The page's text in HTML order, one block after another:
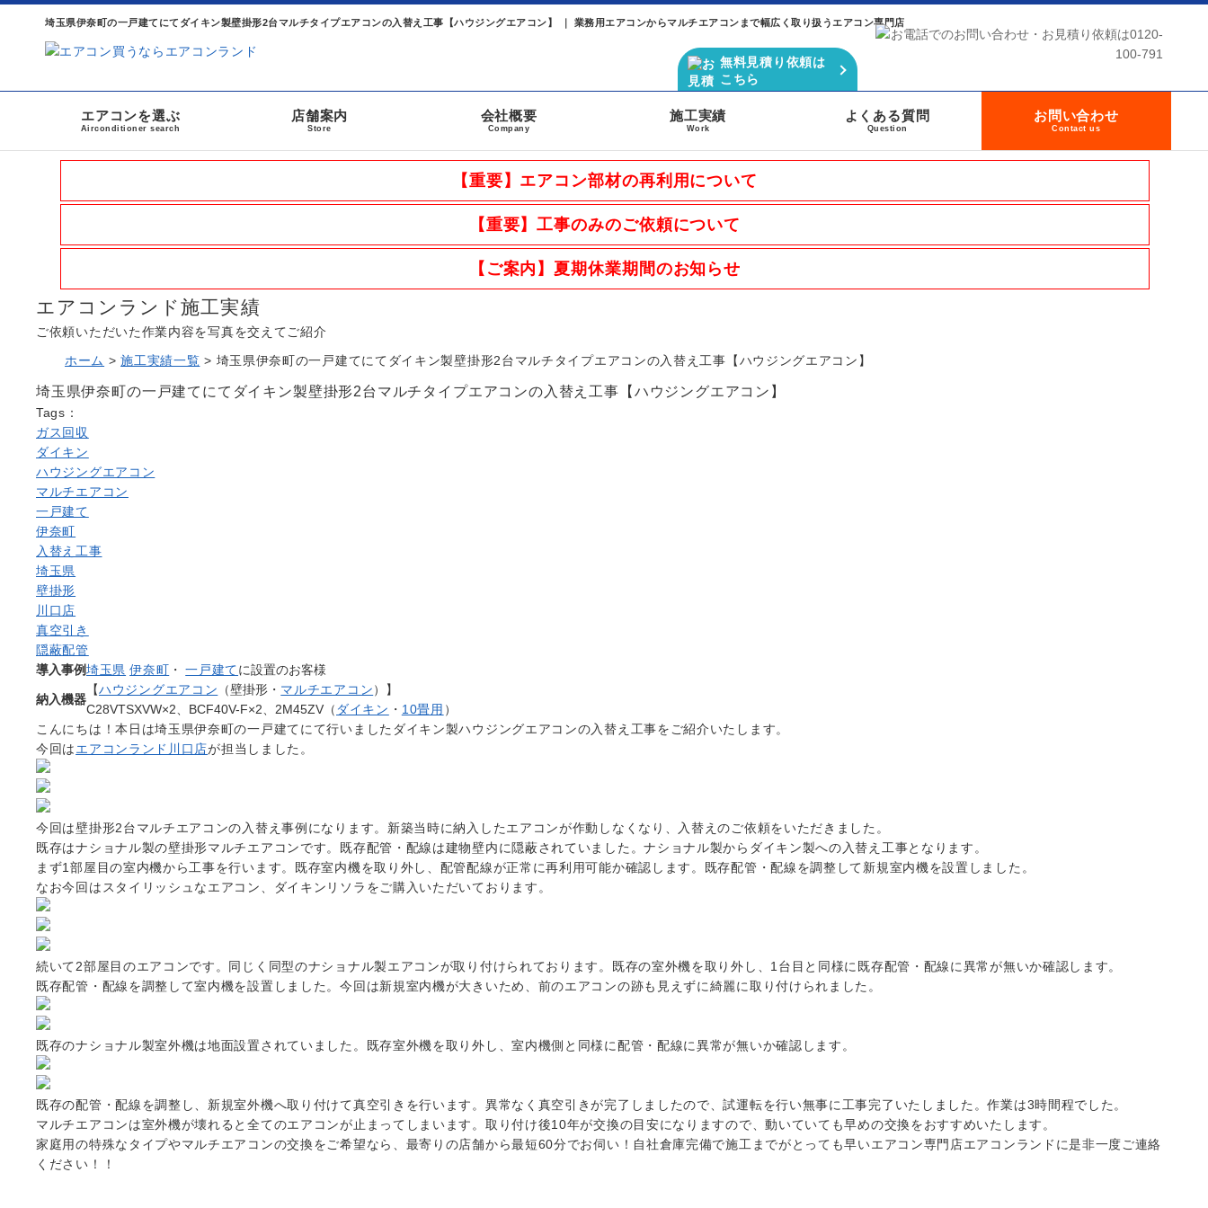
埼玉県伊奈町の一戸建てにてダイキン製壁掛形2台マルチタイプエアコンの入替え工事【ハウジングエアコン】 ｜ 業務用エアコンからマルチエアコンまで幅広く取り扱うエアコン専門店
無料見積り依頼は
こちら
エアコンを選ぶ
Airconditioner search
店舗案内
Store
会社概要
Company
施工実績
Work
よくある質問
Question
お問い合わせ
Contact us
【重要】エアコン部材の再利用について
【重要】工事のみのご依頼について
【ご案内】夏期休業期間のお知らせ
エアコンランド施工実績
ご依頼いただいた作業内容を写真を交えてご紹介
ホーム >施工実績一覧 > 埼玉県伊奈町の一戸建てにてダイキン製壁掛形2台マルチタイプエアコンの入替え工事【ハウジングエアコン】
埼玉県伊奈町の一戸建てにてダイキン製壁掛形2台マルチタイプエアコンの入替え工事【ハウジングエアコン】
Tags：
ガス回収
ダイキン
ハウジングエアコン
マルチエアコン
一戸建て
伊奈町
入替え工事
埼玉県
壁掛形
川口店
真空引き
隠蔽配管
導入事例埼玉県 伊奈町 ・一戸建てに設置のお客様
納入機器
【ハウジングエアコン （壁掛形・ マルチエアコン）】
C28VTSXVW×2、BCF40V-F×2、2M45ZV（ ダイキン ・ 10畳用 ）
こんにちは！本日は埼玉県伊奈町の一戸建てにて行いましたダイキン製ハウジングエアコンの入替え工事をご紹介いたします。
今回はエアコンランド川口店が担当しました。
今回は壁掛形2台マルチエアコンの入替え事例になります。新築当時に納入したエアコンが作動しなくなり、入替えのご依頼をいただきました。
既存はナショナル製の壁掛形マルチエアコンです。既存配管・配線は建物壁内に隠蔽されていました。ナショナル製からダイキン製への入替え工事となります。
まず1部屋目の室内機から工事を行います。既存室内機を取り外し、配管配線が正常に再利用可能か確認します。既存配管・配線を調整して新規室内機を設置しました。
なお今回はスタイリッシュなエアコン、ダイキンリソラをご購入いただいております。
続いて2部屋目のエアコンです。同じく同型のナショナル製エアコンが取り付けられております。既存の室外機を取り外し、1台目と同様に既存配管・配線に異常が無いか確認します。
既存配管・配線を調整して室内機を設置しました。今回は新規室内機が大きいため、前のエアコンの跡も見えずに綺麗に取り付けられました。
既存のナショナル製室外機は地面設置されていました。既存室外機を取り外し、室内機側と同様に配管・配線に異常が無いか確認します。
既存の配管・配線を調整し、新規室外機へ取り付けて真空引きを行います。異常なく真空引きが完了しましたので、試運転を行い無事に工事完了いたしました。作業は3時間程でした。
マルチエアコンは室外機が壊れると全てのエアコンが止まってしまいます。取り付け後10年が交換の目安になりますので、動いていても早めの交換をおすすめいたします。
家庭用の特殊なタイプやマルチエアコンの交換をご希望なら、最寄りの店舗から最短60分でお伺い！自社倉庫完備で施工までがとっても早いエアコン専門店エアコンランドに是非一度ご連絡
ください！！